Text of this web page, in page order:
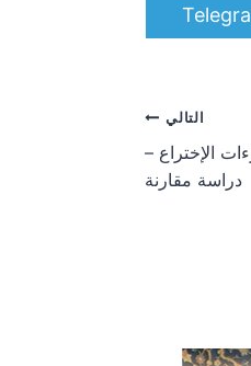
التالي
الإختراع –
دراسة مقارنة